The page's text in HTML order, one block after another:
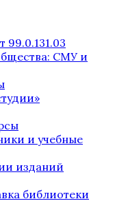
99.0.131.03
СМУ и
и учебные
изданий
библиотеки